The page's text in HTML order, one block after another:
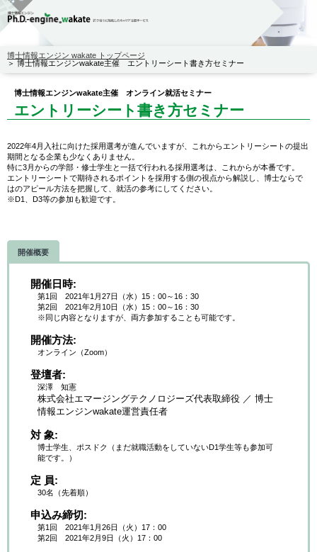
博士情報エンジン wakate トップページ
博士情報エンジンwakate主催 エントリーシート書き方セミナー
博士情報エンジンwakate主催 オンライン就活セミナー
エントリーシート書き方セミナー
2022年4月入社に向けた採用選考が進んでいますが、これからエントリーシートの提出
期間となる企業も少なくありません。
特に3月からの学部・修士学生と一括で行われる採用選考は、これからが本番です。
エントリーシートで期待されるポイントを採用する側の視点から解説し、博士ならで
はのアピール方法を把握して、就活の参考にしてください。
※D1、D3等の参加も歓迎です。
開催概要
開催日時
第1回 2021年1月27日（水）15：00～16：30
第2回 2021年2月10日（水）15：00～16：30
※同じ内容となりますが、両方参加することも可能です。
開催方法
オンライン（Zoom）
登壇者
深澤 知憲
株式会社エマージングテクノロジーズ代表取締役 ／ 博士
情報エンジンwakate運営責任者
対 象
博士学生、ポスドク（まだ就職活動をしていないD1学生等も参加可
能です。）
定 員
30名（先着順）
申込み締切
第1回 2021年1月26日（火）17：00
第2回 2021年2月9日（火）17：00